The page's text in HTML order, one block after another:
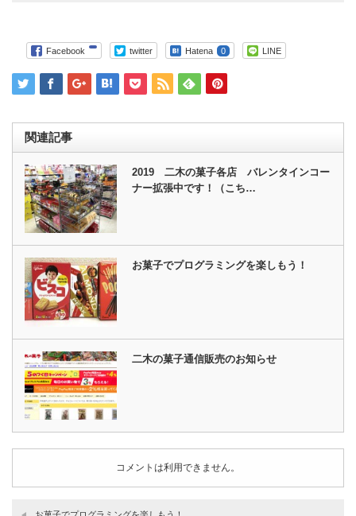
Facebook twitter Hatena 0 LINE
関連記事
2019 二木の菓子各店 バレンタインコー
ナー拡張中です！（こち…
お菓子でプログラミングを楽しもう！
二木の菓子通信販売のお知らせ
コメントは利用できません。